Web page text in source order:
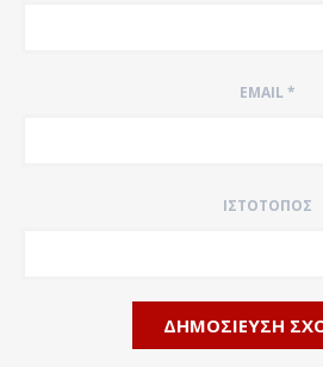
EMAIL*
ΙΣΤΌΤΟΠΟΣ